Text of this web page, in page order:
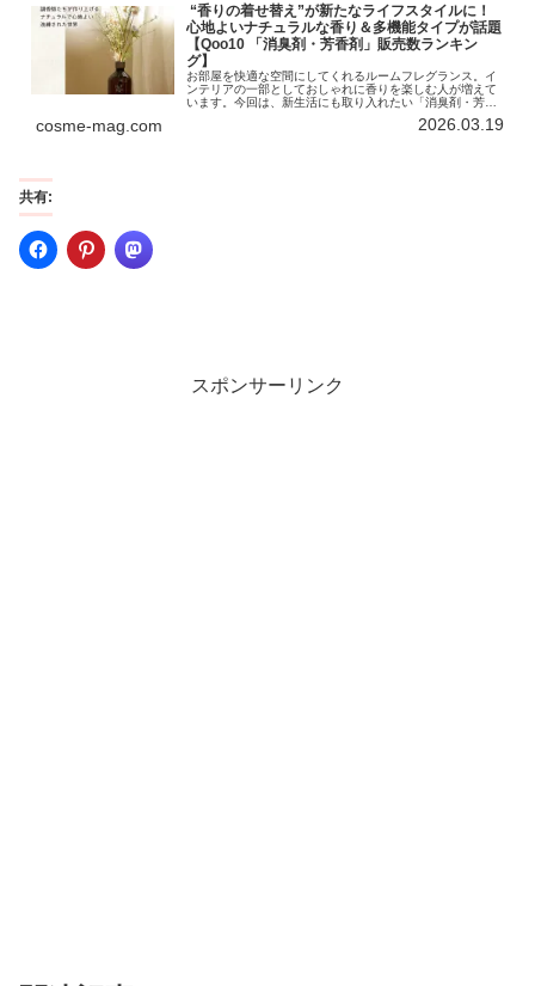
“香りの着せ替え”が新たなライフスタイルに！
心地よいナチュラルな香り＆多機能タイプが話題
【Qoo10 「消臭剤・芳香剤」販売数ランキン
グ】
お部屋を快適な空間にしてくれるルームフレグランス。イ
ンテリアの一部としておしゃれに香りを楽しむ人が増えて
います。今回は、新生活にも取り入れたい「消臭剤・芳香
cosme-mag.com 2026.03.19
共有:
スポンサーリンク